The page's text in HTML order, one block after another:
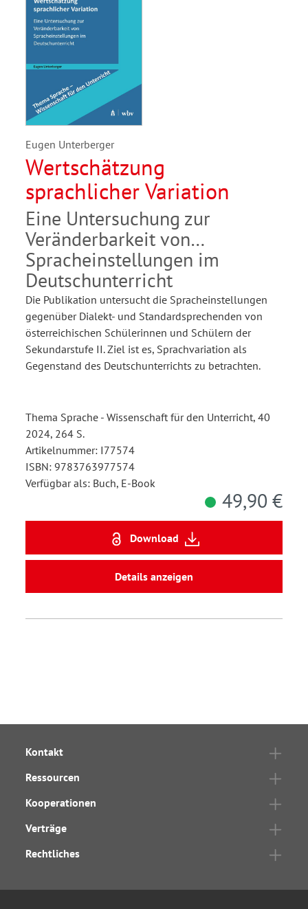
Eugen Unterberger
Wertschätzung
sprachlicher Variation
Eine Untersuchung zur
Veränderbarkeit von
Spracheinstellungen im
Deutschunterricht
Die Publikation untersucht die Spracheinstellungen
gegenüber Dialekt- und Standardsprechenden von
österreichischen Schülerinnen und Schülern der
Sekundarstufe II. Ziel ist es, Sprachvariation als
Gegenstand des Deutschunterrichts zu betrachten.
Thema Sprache - Wissenschaft für den Unterricht, 40
2024, 264 S.
Artikelnummer: I77574
ISBN: 9783763977574
Verfügbar als: Buch, E-Book
49,90 €
Download
Details anzeigen
Kontakt
Ressourcen
Kooperationen
Verträge
Rechtliches